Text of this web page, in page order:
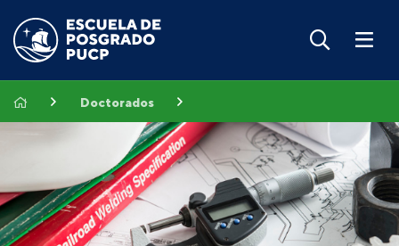
Doctorados